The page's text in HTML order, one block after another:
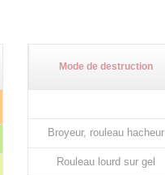
Mode de destruction
Broyeur, rouleau hacheur
Rouleau lourd sur gel